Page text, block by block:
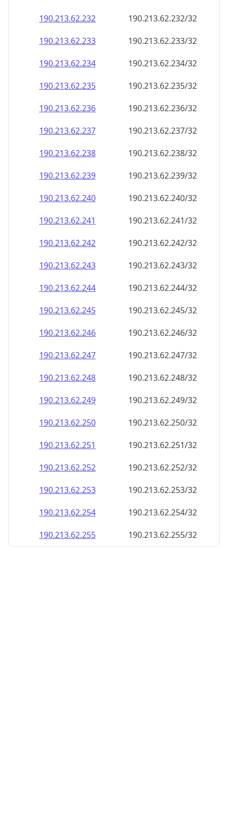
190.213.62.232
190.213.62.232/32
190.213.62.233
190.213.62.233/32
190.213.62.234
190.213.62.234/32
190.213.62.235
190.213.62.235/32
190.213.62.236
190.213.62.236/32
190.213.62.237
190.213.62.237/32
190.213.62.238
190.213.62.238/32
190.213.62.239
190.213.62.239/32
190.213.62.240
190.213.62.240/32
190.213.62.241
190.213.62.241/32
190.213.62.242
190.213.62.242/32
190.213.62.243
190.213.62.243/32
190.213.62.244
190.213.62.244/32
190.213.62.245
190.213.62.245/32
190.213.62.246
190.213.62.246/32
190.213.62.247
190.213.62.247/32
190.213.62.248
190.213.62.248/32
190.213.62.249
190.213.62.249/32
190.213.62.250
190.213.62.250/32
190.213.62.251
190.213.62.251/32
190.213.62.252
190.213.62.252/32
190.213.62.253
190.213.62.253/32
190.213.62.254
190.213.62.254/32
190.213.62.255
190.213.62.255/32